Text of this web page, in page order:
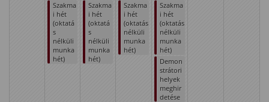
Szakma
i hét
(oktatá
s
nélküli
munka
hét)
Szakma
i hét
(oktatá
s
nélküli
munka
hét)
Szakma
i hét
(oktatás
nélküli
munka
hét)
Szakma
i hét
(oktatás
nélküli
munka
hét)
Demon
strátori
helyek
meghir
detése